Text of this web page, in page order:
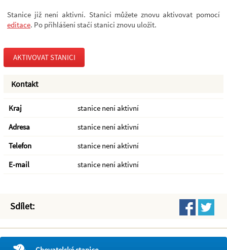
Stanice již není aktivní. Stanici můžete znovu aktivovat pomocí
editace. Po přihlášení stačí stanici znovu uložit.
AKTIVOVAT STANICI
Kontakt
Kraj
stanice není aktivní
Adresa
stanice není aktivní
Telefon
stanice není aktivní
E-mail
stanice není aktivní
Sdílet: